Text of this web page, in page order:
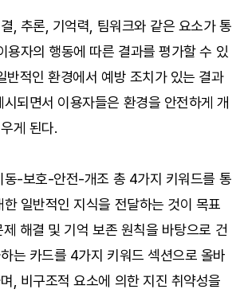
, 추론, 기억력, 팀워크와 같은 요소가 통
용자의 행동에 따른 결과를 평가할 수 있
반적인 환경에서 예방 조치가 있는 결과
되면서 이용자들은 환경을 안전하게 개
게 된다.
동-보호-안전-개조 총 4가지 키워드를 통
일반적인 지식을 전달하는 것이 목표
해결 및 기억 보존 원칙을 바탕으로 건
는 카드를 4가지 키워드 섹션으로 올바
, 비구조적 요소에 의한 지진 취약성을